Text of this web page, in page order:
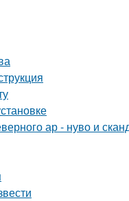
ар - нуво и